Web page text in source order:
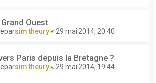
Ouest
sim theury « 29 mai 2014, 20:40
Paris depuis la Bretagne ?
sim theury « 29 mai 2014, 19:44